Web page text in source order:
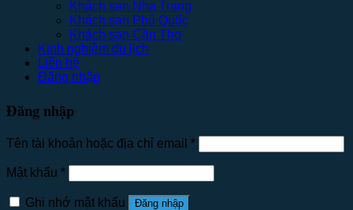
Khách sạn Nha Trang
Khách sạn Phú Quốc
Khách sạn Cần Thơ
Kinh nghiệm du lịch
Liên hệ
Đăng nhập
Đăng nhập
Tên tài khoản hoặc địa chỉ email *
Mật khẩu *
Ghi nhớ mật khẩu Đăng nhập